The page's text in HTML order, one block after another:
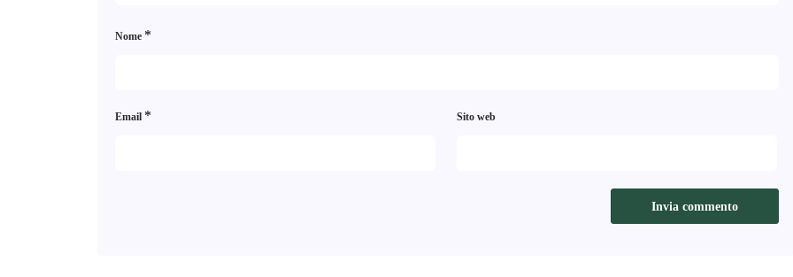
Nome *
Email * Sito web